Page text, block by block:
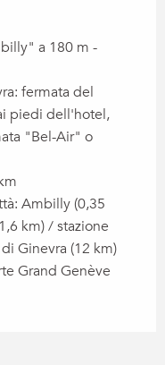
a 180 m -
fermata del
piedi dell'hotel,
"Bel-Air" o
Ambilly (0,35
km) / stazione
Ginevra (12 km)
Grand Genève